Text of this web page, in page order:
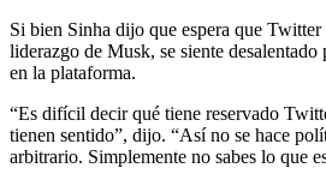
Si bien Sinha dijo que espera que
liderazgo de Musk, se siente desalentado
en la plataforma.
“Es difícil decir qué tiene reservado
tienen sentido”, dijo. “Así no se hace
arbitrario. Simplemente no sabes lo que